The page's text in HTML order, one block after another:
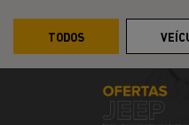
TODOS